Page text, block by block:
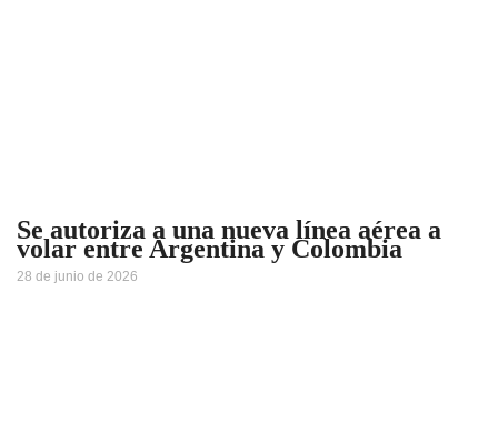
Se autoriza a una nueva línea aérea a
volar entre Argentina y Colombia
28 de junio de 2026